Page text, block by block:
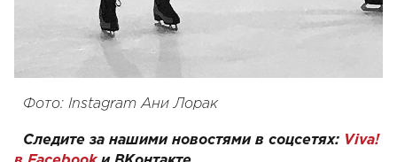
Фото: Instagram Ани Лорак
Следите за нашими новостями в соцсетях: Viva!